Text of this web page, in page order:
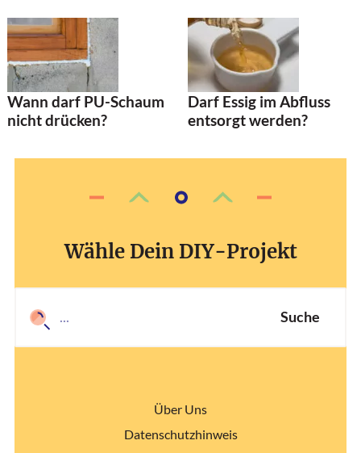
Wann darf PU-Schaum
nicht drücken?
Darf Essig im Abfluss
entsorgt werden?
Wähle Dein DIY-Projekt
Suche
Über Uns
Datenschutzhinweis